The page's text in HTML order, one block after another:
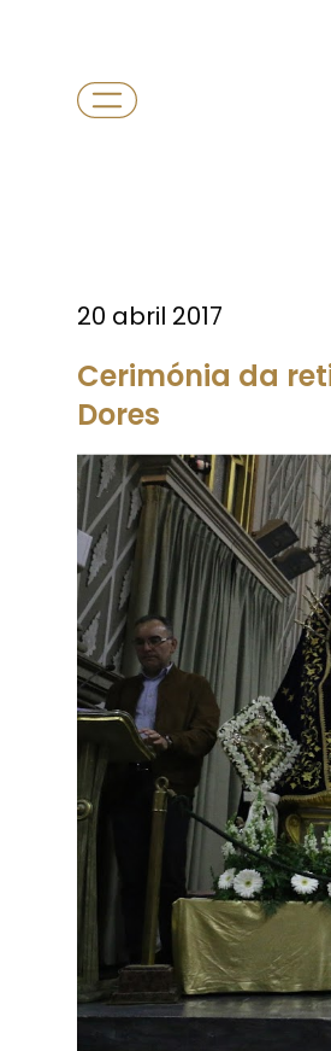
20 abril 2017
Cerimónia da
Dores